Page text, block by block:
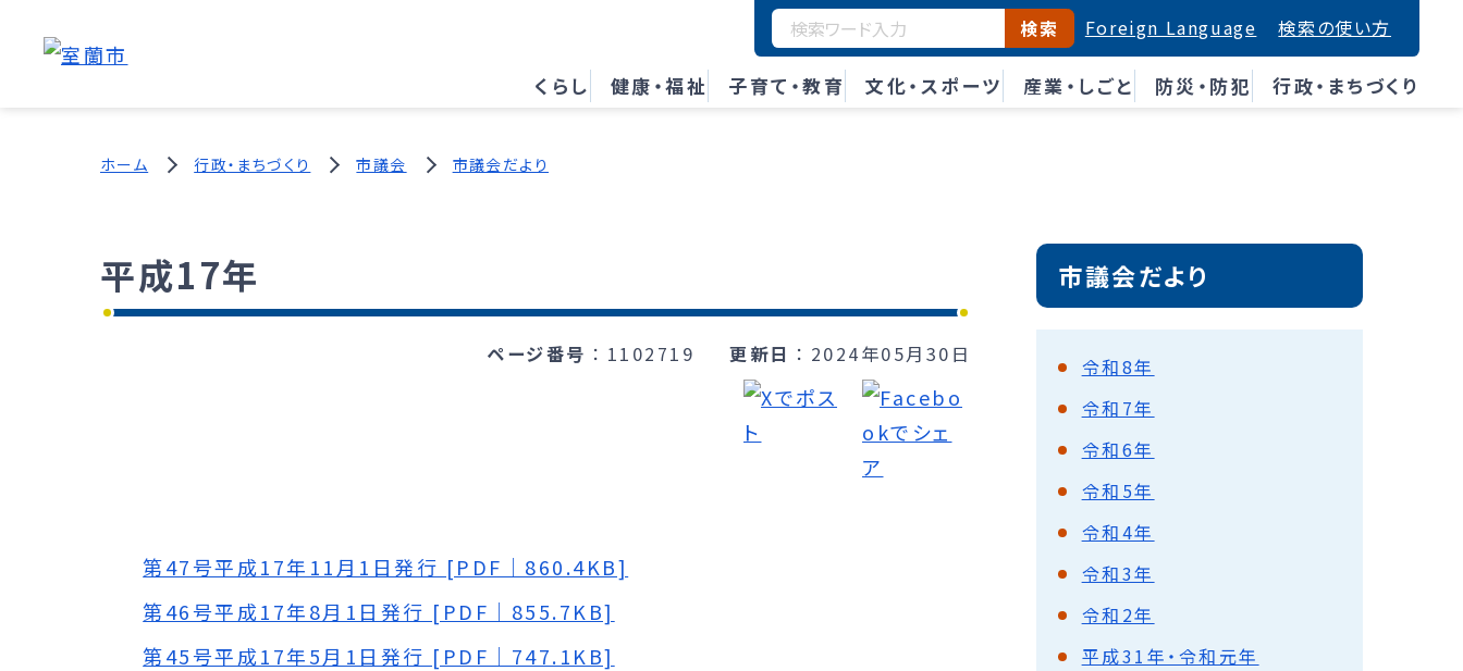
くらし 健康・福祉 子育て・教育 文化・スポーツ 産業・しごと 防災・防犯 行政・まちづくり
検索 Foreign Language 検索の使い方
ホーム 行政・まちづくり 市議会 市議会だより
平成17年
ページ番号 1102719 更新日 2024年05月30日
第47号平成17年11月1日発行 [PDF｜860.4KB]
第46号平成17年8月1日発行 [PDF｜855.7KB]
第45号平成17年5月1日発行 [PDF｜747.1KB]
市議会だより
令和8年
令和7年
令和6年
令和5年
令和4年
令和3年
令和2年
平成31年・令和元年